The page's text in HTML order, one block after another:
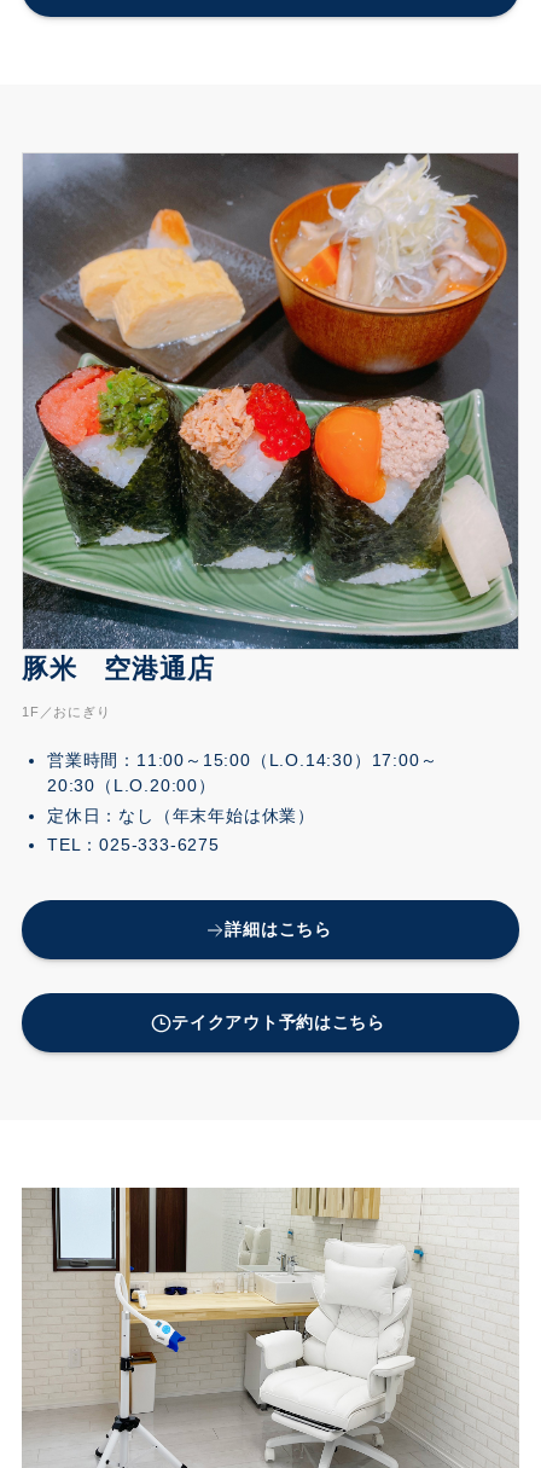
豚米 空港通店
1F／おにぎり
営業時間：11:00～15:00（L.O.14:30）17:00～
20:30（L.O.20:00）
定休日：なし（年末年始は休業）
TEL：025-333-6275
詳細はこちら
テイクアウト予約はこちら